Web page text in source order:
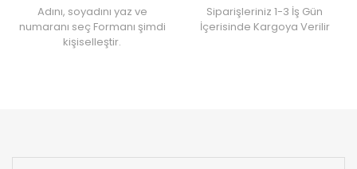
Adını, soyadını yaz ve
numaranı seç Formanı şimdi
kişiselleştir.
Siparişleriniz 1-3 İş Gün
İçerisinde Kargoya Verilir